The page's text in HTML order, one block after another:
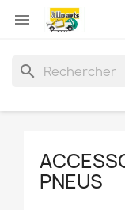

search
PNEUS